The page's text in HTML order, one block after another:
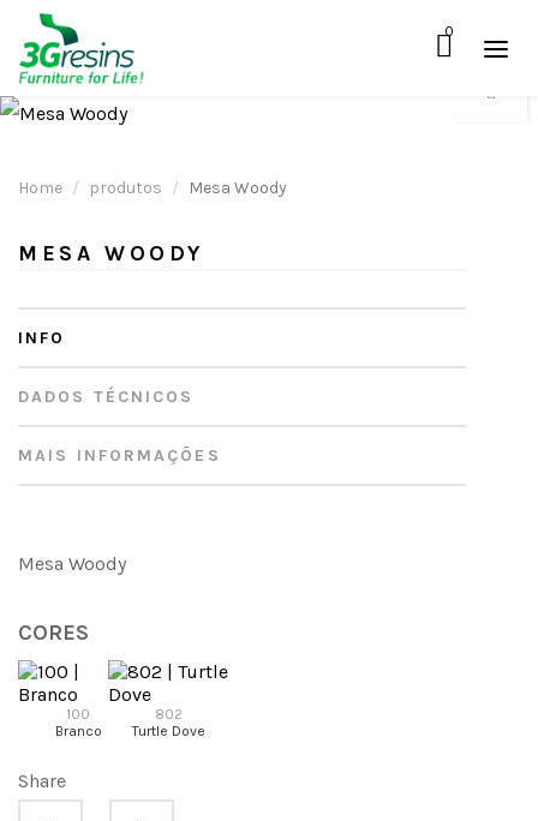
0
Home produtos Mesa Woody
MESA WOODY
INFO
DADOS TÉCNICOS
MAIS INFORMAÇÕES
Mesa Woody
CORES
100
Branco
802
Turtle Dove
Share